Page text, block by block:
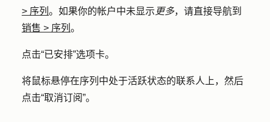
> 序列 。如果你的帐户中未显示 更多，请直接导航到
销售 > 序列 。
点击“已安排”选项卡。
将鼠标悬停在序列中处于活跃状态的联系人上，然后
点击“取消订阅”。